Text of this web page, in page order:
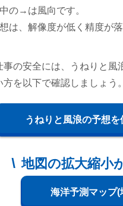
の→は風向です。
は、解像度が低く精度が
事の安全には、うねりと風
を以下で確認しましょう。
うねりと風浪の予想を
地図の拡大縮小
海洋予測マップ(